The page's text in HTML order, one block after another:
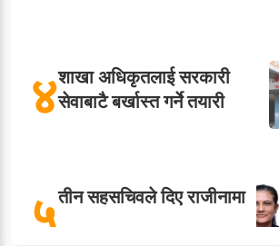
४शाखा अधिकृतलाई सरकारी
सेवाबाटै बर्खास्त गर्ने तयारी
५तीन सहसचिवले दिए राजीनामा